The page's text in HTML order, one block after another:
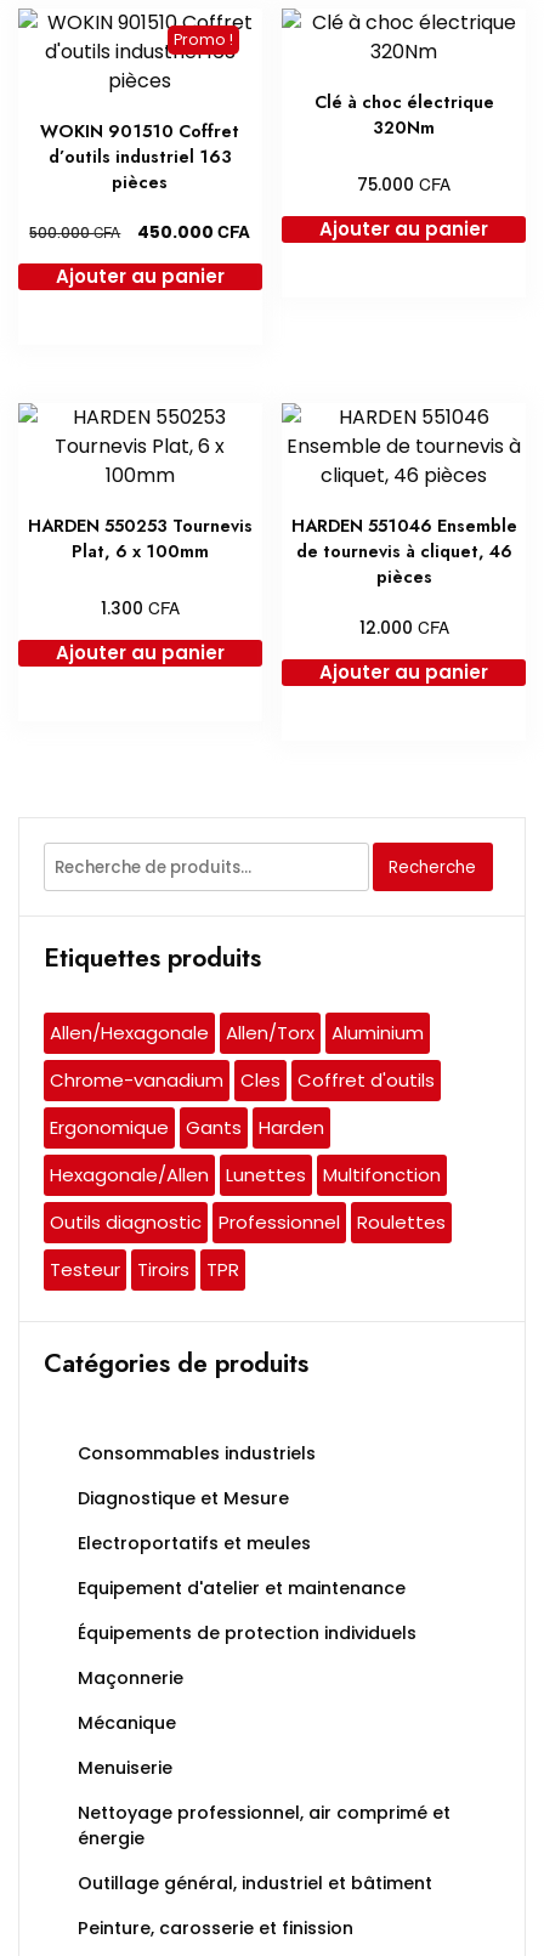
Promo !
WOKIN 901510 Coffret
d’outils industriel 163
pièces
500.000CFA
Le
initial
450.000CFA
Ajouter au panier
Clé à choc électrique
320Nm
75.000CFA
Ajouter au panier
HARDEN 550253 Tournevis
Plat, 6 x 100mm
1.300 CFA
Ajouter au panier
HARDEN 551046 Ensemble
de tournevis à cliquet, 46
pièces
12.000 CFA
Ajouter au panier
Recherche
pour :
Recherche
Etiquettes produits
Allen/Hexagonale Allen/Torx
Aluminium
Chrome-vanadium
Cles
Coffret d'outils
Ergonomique
Gants
Harden
Hexagonale/Allen
Lunettes
Multifonction
Outils diagnostic
Professionnel
Roulettes
Testeur
Tiroirs TPR
Catégories de produits
Consommables industriels
Diagnostique et Mesure
Electroportatifs et meules
Equipement d'atelier et maintenance
Équipements de protection individuels
Maçonnerie
Mécanique
Menuiserie
Nettoyage professionnel, air comprimé et
énergie
Outillage général, industriel et bâtiment
Peinture, carosserie et finission